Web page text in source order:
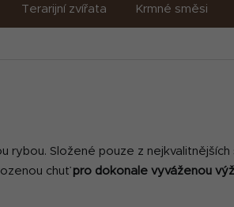
Terarijní zvířata Krmné směsi
rybou. Složené pouze z nejkvalitnějších
chuť pro dokonale vyváženou